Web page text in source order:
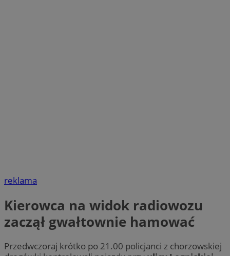
reklama
Kierowca na widok radiowozu
zaczął gwałtownie hamować
Przedwczoraj krótko po 21.00 policjanci z chorzowskiej